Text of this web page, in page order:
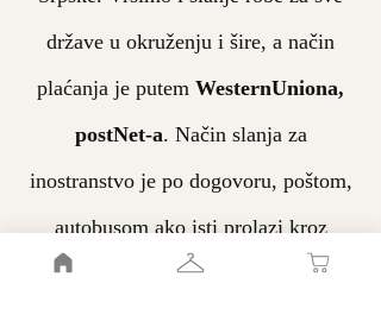
države u okruženju i šire, a način
plaćanja je putem WesternUniona,
postNet-a. Način slanja za
inostranstvo je po dogovoru, poštom,
autobusom ako isti prolazi kroz
mesto. Putem poruka se preciziraju